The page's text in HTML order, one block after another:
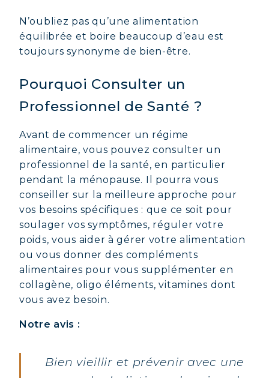
N’oubliez pas qu’une alimentation
équilibrée et boire beaucoup d’eau est
toujours synonyme de bien-être.
Pourquoi Consulter un
Professionnel de Santé ?
Avant de commencer un régime
alimentaire, vous pouvez consulter un
professionnel de la santé, en particulier
pendant la ménopause. Il pourra vous
conseiller sur la meilleure approche pour
vos besoins spécifiques : que ce soit pour
soulager vos symptômes, réguler votre
poids, vous aider à gérer votre alimentation
ou vous donner des compléments
alimentaires pour vous supplémenter en
collagène, oligo éléments, vitamines dont
vous avez besoin.
Notre avis :
Bien vieillir et prévenir avec une